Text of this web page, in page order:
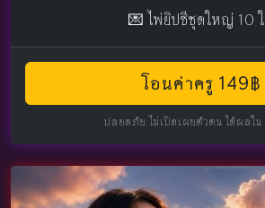
💌 ไพ่ยิปซีชุดใหญ่ 10
โอนค่าครู 149฿
ปลอดภัย ไม่เปิดเผยตัวตน ได้ผลใน